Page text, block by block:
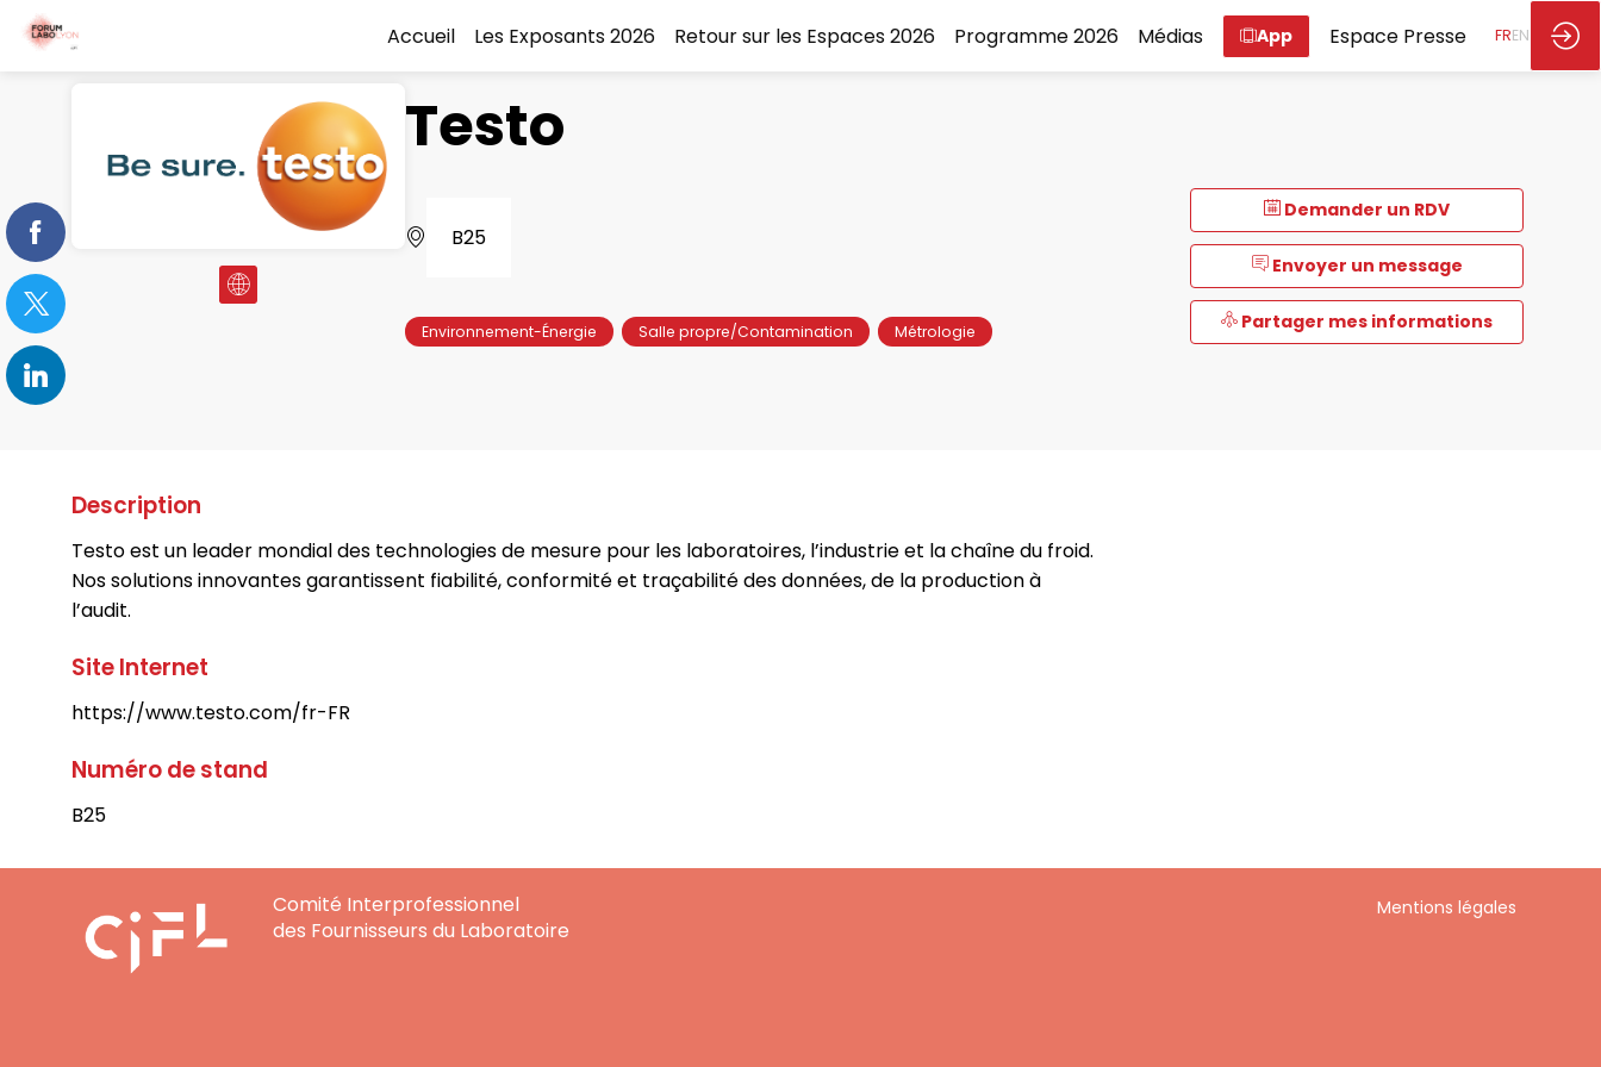
Accueil Les Exposants 2026 Retour sur les Espaces 2026 Programme 2026 Médias App Espace Presse FREN
Demander un RDV
Envoyer un message
Partager mes informations
Testo
B25
Environnement-Énergie Salle propre/Contamination Métrologie
Description
Testo est un leader mondial des technologies de mesure pour les laboratoires, l’industrie et la chaîne du froid.
Nos solutions innovantes garantissent fiabilité, conformité et traçabilité des données, de la production à
l’audit.
Site Internet
https://www.testo.com/fr-FR
Numéro de stand
B25
Comité Interprofessionnel
des Fournisseurs du Laboratoire
Mentions légales